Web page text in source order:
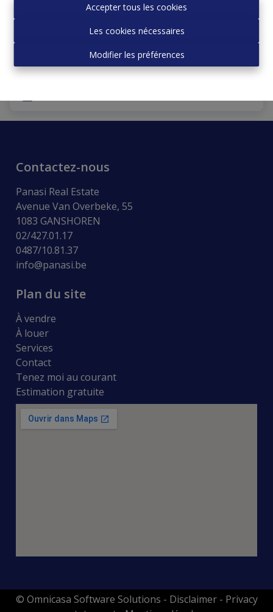
Accepter tous les cookies
Les cookies nécessaires
Modifier les préférences
1083 Ganshoren|Ref: 2389
Contactez-nous
Panasi Real Estate
Avenue Van Overbeke, 55
1083 GANSHOREN
02/427.01.17
0487/10.81.37
info@panasi.be
Plan du site
À vendre
À louer
Services
Contact
Tenez moi au courant
Estimation gratuite
© Omnicasa Software Solutions - Disclaimer- Privacy